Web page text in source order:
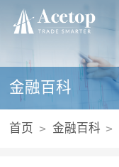
金融百科
首页 金融百科